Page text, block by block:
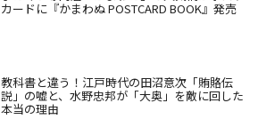
カードに『かまわぬ POSTCARD BOOK』発売
教科書と違う！江戸時代の田沼意次「賄賂伝
説」の嘘と、水野忠邦が「大奥」を敵に回した
本当の理由